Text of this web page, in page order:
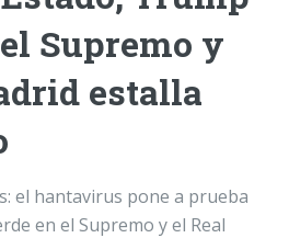
Supremo y
estalla
el hantavirus pone a prueba
en el Supremo y el Real